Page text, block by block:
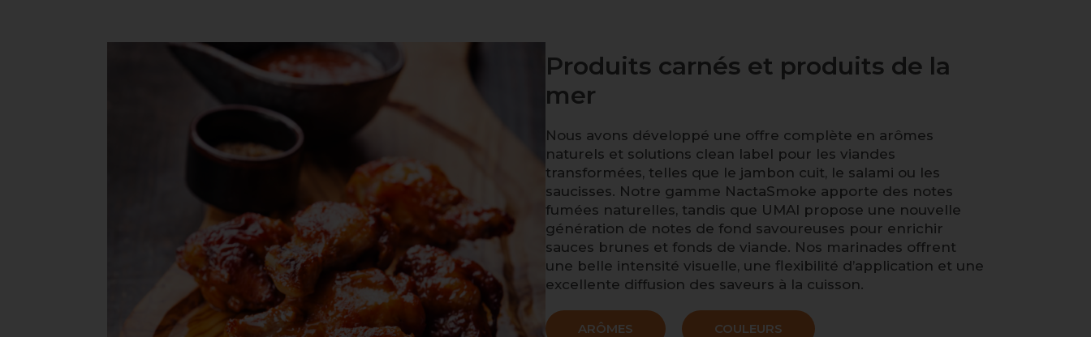
Produits carnés et produits de la
mer
Nous avons développé une offre complète en arômes
naturels et solutions clean label pour les viandes
transformées, telles que le jambon cuit, le salami ou les
saucisses. Notre gamme NactaSmoke apporte des notes
fumées naturelles, tandis que UMAI propose une nouvelle
génération de notes de fond savoureuses pour enrichir
sauces brunes et fonds de viande. Nos marinades offrent
une belle intensité visuelle, une flexibilité d’application et une
excellente diffusion des saveurs à la cuisson.
ARÔMES COULEURS